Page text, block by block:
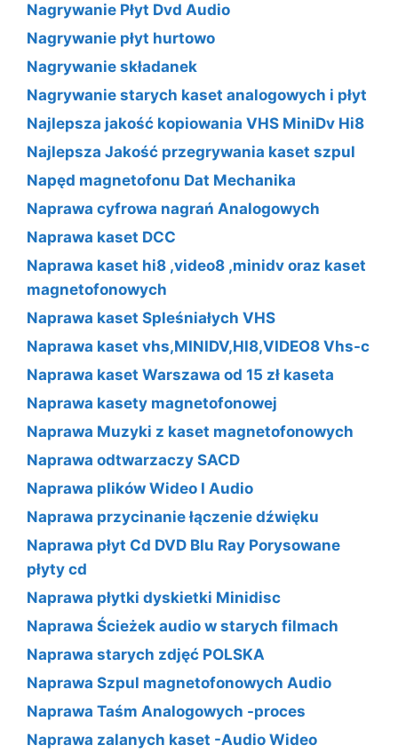
Nagrywanie Płyt Dvd Audio
Nagrywanie płyt hurtowo
Nagrywanie składanek
Nagrywanie starych kaset analogowych i płyt
Najlepsza jakość kopiowania VHS MiniDv Hi8
Najlepsza Jakość przegrywania kaset szpul
Napęd magnetofonu Dat Mechanika
Naprawa cyfrowa nagrań Analogowych
Naprawa kaset DCC
Naprawa kaset hi8 ,video8 ,minidv oraz kaset
magnetofonowych
Naprawa kaset Spleśniałych VHS
Naprawa kaset vhs,MINIDV,HI8,VIDEO8 Vhs-c
Naprawa kaset Warszawa od 15 zł kaseta
Naprawa kasety magnetofonowej
Naprawa Muzyki z kaset magnetofonowych
Naprawa odtwarzaczy SACD
Naprawa plików Wideo I Audio
Naprawa przycinanie łączenie dźwięku
Naprawa płyt Cd DVD Blu Ray Porysowane
płyty cd
Naprawa płytki dyskietki Minidisc
Naprawa Ścieżek audio w starych filmach
Naprawa starych zdjęć POLSKA
Naprawa Szpul magnetofonowych Audio
Naprawa Taśm Analogowych -proces
Naprawa zalanych kaset -Audio Wideo